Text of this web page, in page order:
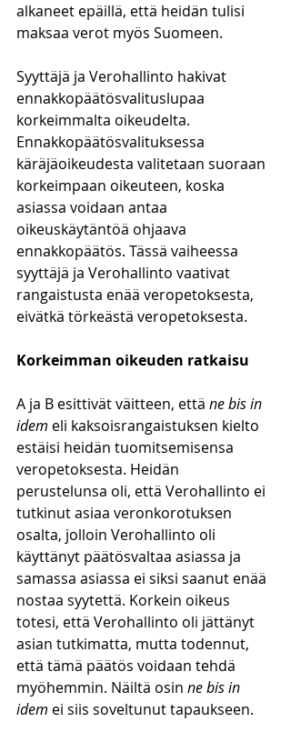
alkaneet epäillä, että heidän tulisi
maksaa verot myös Suomeen.
Syyttäjä ja Verohallinto hakivat
ennakkopäätösvalituslupaa
korkeimmalta oikeudelta.
Ennakkopäätösvalituksessa
käräjäoikeudesta valitetaan suoraan
korkeimpaan oikeuteen, koska
asiassa voidaan antaa
oikeuskäytäntöä ohjaava
ennakkopäätös. Tässä vaiheessa
syyttäjä ja Verohallinto vaativat
rangaistusta enää veropetoksesta,
eivätkä törkeästä veropetoksesta.
Korkeimman oikeuden ratkaisu
A ja B esittivät väitteen, että ne bis in
idem eli kaksoisrangaistuksen kielto
estäisi heidän tuomitsemisensa
veropetoksesta. Heidän
perustelunsa oli, että Verohallinto ei
tutkinut asiaa veronkorotuksen
osalta, jolloin Verohallinto oli
käyttänyt päätösvaltaa asiassa ja
samassa asiassa ei siksi saanut enää
nostaa syytettä. Korkein oikeus
totesi, että Verohallinto oli jättänyt
asian tutkimatta, mutta todennut,
että tämä päätös voidaan tehdä
myöhemmin. Näiltä osin ne bis in
idem ei siis soveltunut tapaukseen.